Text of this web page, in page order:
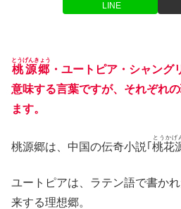
LINE
桃源郷
とうげんきょう
・ユートピア・シャング
意味する言葉ですが、それぞれ
ます。
桃源郷は、中国の伝奇小説｢ 桃花
とうかげ
ユートピアは、ラテン語で書か
来する理想郷。